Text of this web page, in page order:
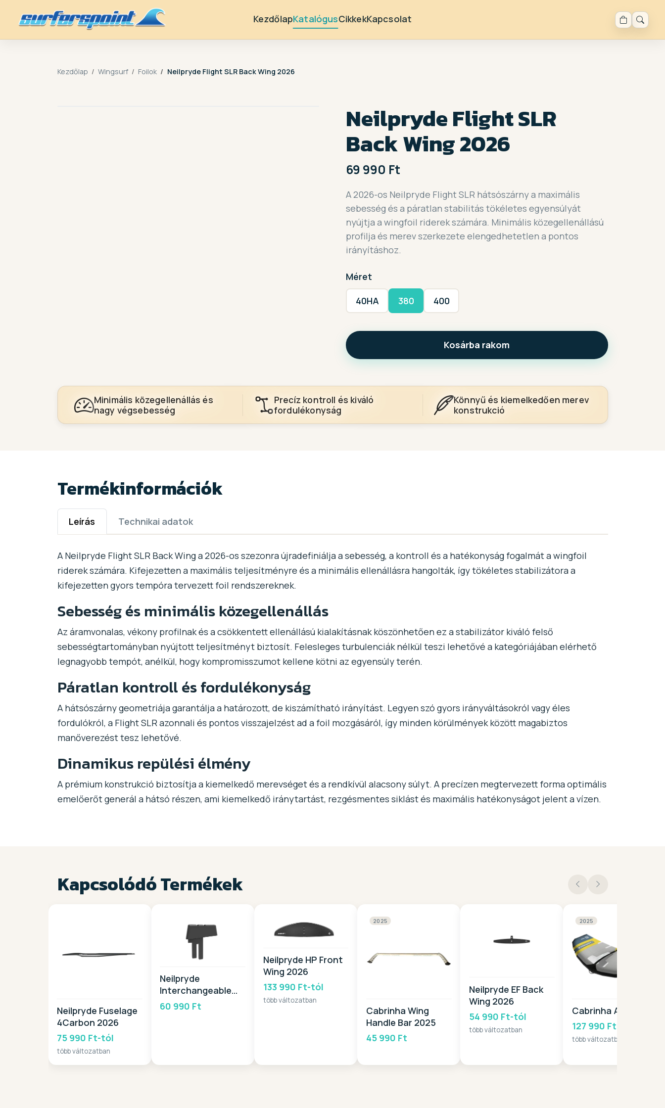
KezdőlapKatalógusCikkekKapcsolat
Kezdőlap Wingsurf Foilok Neilpryde Flight SLR Back Wing 2026
Neilpryde Flight SLR
Back Wing 2026
69 990 Ft
A 2026-os Neilpryde Flight SLR hátsószárny a maximális
sebesség és a páratlan stabilitás tökéletes egyensúlyát
nyújtja a wingfoil riderek számára. Minimális közegellenállású
profilja és merev szerkezete elengedhetetlen a pontos
irányításhoz.
Méret
40HA 380 400
Kosárba rakom
Minimális közegellenállás és
nagy végsebesség
Precíz kontroll és kiváló
fordulékonyság
Könnyű és kiemelkedően merev
konstrukció
Termékinformációk
Leírás Technikai adatok
A Neilpryde Flight SLR Back Wing a 2026-os szezonra újradefiniálja a sebesség, a kontroll és a hatékonyság fogalmát a wingfoil
riderek számára. Kifejezetten a maximális teljesítményre és a minimális ellenállásra hangolták, így tökéletes stabilizátora a
kifejezetten gyors tempóra tervezett foil rendszereknek.
Sebesség és minimális közegellenállás
Az áramvonalas, vékony profilnak és a csökkentett ellenállású kialakításnak köszönhetően ez a stabilizátor kiváló felső
sebességtartományban nyújtott teljesítményt biztosít. Felesleges turbulenciák nélkül teszi lehetővé a kategóriájában elérhető
legnagyobb tempót, anélkül, hogy kompromisszumot kellene kötni az egyensúly terén.
Páratlan kontroll és fordulékonyság
A hátsószárny geometriája garantálja a határozott, de kiszámítható irányítást. Legyen szó gyors irányváltásokról vagy éles
fordulókról, a Flight SLR azonnali és pontos visszajelzést ad a foil mozgásáról, így minden körülmények között magabiztos
manőverezést tesz lehetővé.
Dinamikus repülési élmény
A prémium konstrukció biztosítja a kiemelkedő merevséget és a rendkívül alacsony súlyt. A precízen megtervezett forma optimális
emelőerőt generál a hátsó részen, ami kiemelkedő iránytartást, rezgésmentes siklást és maximális hatékonyságot jelent a vízen.
Kapcsolódó Termékek
Neilpryde Fuselage
4Carbon 2026
75 990 Ft-tól
több változatban
Neilpryde
Interchangeable
Head -DT 2026
60 990 Ft
Neilpryde HP Front
Wing 2026
133 990 Ft-tól
több változatban
2025
Cabrinha Wing
Handle Bar 2025
45 990 Ft
Neilpryde EF Back
Wing 2026
54 990 Ft-tól
több változatban
2025
Cabrinha AER 2025
127 990 Ft-tól
több változatban